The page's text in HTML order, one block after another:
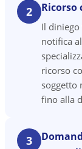
2 Ricorso
Il
notifica
ricorso
soggetto
fino alla
3